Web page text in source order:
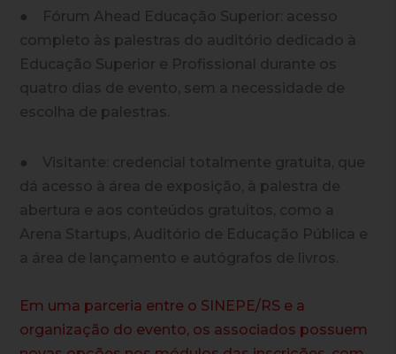
● Fórum Ahead Educação Superior: acesso
completo às palestras do auditório dedicado à
Educação Superior e Profissional durante os
quatro dias de evento, sem a necessidade de
escolha de palestras.
● Visitante: credencial totalmente gratuita, que
dá acesso à área de exposição, à palestra de
abertura e aos conteúdos gratuitos, como a
Arena Startups, Auditório de Educação Pública e
a área de lançamento e autógrafos de livros.
Em uma parceria entre o SINEPE/RS e a
organização do evento, os associados possuem